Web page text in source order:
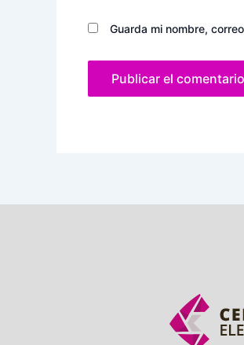
Guarda mi nombre,